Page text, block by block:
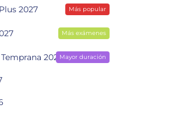
2027 Más popular
Más exámenes
2028Mayor duración